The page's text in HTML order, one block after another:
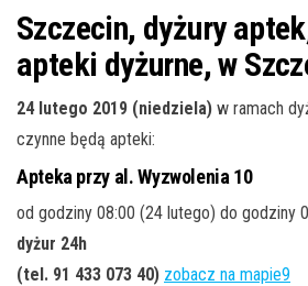
Szczecin, dyżury
apteki dyżurne, w
24 lutego 2019 (niedziela) w ramach
czynne będą apteki:
Apteka przy al. Wyzwolenia 10
od godziny 08:00 (24 lutego) do godziny
dyżur 24h
(tel. 91 433 073 40) zobacz na mapie9